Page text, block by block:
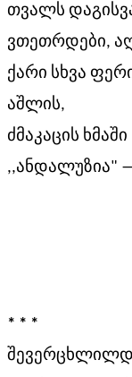
თვალს
ვთეთრდები,
ქარი სხვა
აშლის,
ძმაკაცის
,,ანდალუზია" —
* * *